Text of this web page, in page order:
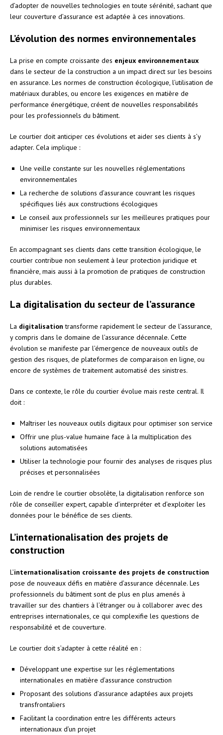
d’adopter de nouvelles technologies en toute sérénité, sachant que
leur couverture d’assurance est adaptée à ces innovations.
L’évolution des normes environnementales
La prise en compte croissante des enjeux environnementaux
dans le secteur de la construction a un impact direct sur les besoins
en assurance. Les normes de construction écologique, l’utilisation de
matériaux durables, ou encore les exigences en matière de
performance énergétique, créent de nouvelles responsabilités
pour les professionnels du bâtiment.
Le courtier doit anticiper ces évolutions et aider ses clients à s’y
adapter. Cela implique :
Une veille constante sur les nouvelles réglementations
environnementales
La recherche de solutions d’assurance couvrant les risques
spécifiques liés aux constructions écologiques
Le conseil aux professionnels sur les meilleures pratiques pour
minimiser les risques environnementaux
En accompagnant ses clients dans cette transition écologique, le
courtier contribue non seulement à leur protection juridique et
financière, mais aussi à la promotion de pratiques de construction
plus durables.
La digitalisation du secteur de l’assurance
La digitalisation transforme rapidement le secteur de l’assurance,
y compris dans le domaine de l’assurance décennale. Cette
évolution se manifeste par l’émergence de nouveaux outils de
gestion des risques, de plateformes de comparaison en ligne, ou
encore de systèmes de traitement automatisé des sinistres.
Dans ce contexte, le rôle du courtier évolue mais reste central. Il
doit :
Maîtriser les nouveaux outils digitaux pour optimiser son service
Offrir une plus-value humaine face à la multiplication des
solutions automatisées
Utiliser la technologie pour fournir des analyses de risques plus
précises et personnalisées
Loin de rendre le courtier obsolète, la digitalisation renforce son
rôle de conseiller expert, capable d’interpréter et d’exploiter les
données pour le bénéfice de ses clients.
L’internationalisation des projets de
construction
L’internationalisation croissante des projets de construction
pose de nouveaux défis en matière d’assurance décennale. Les
professionnels du bâtiment sont de plus en plus amenés à
travailler sur des chantiers à l’étranger ou à collaborer avec des
entreprises internationales, ce qui complexifie les questions de
responsabilité et de couverture.
Le courtier doit s’adapter à cette réalité en :
Développant une expertise sur les réglementations
internationales en matière d’assurance construction
Proposant des solutions d’assurance adaptées aux projets
transfrontaliers
Facilitant la coordination entre les différents acteurs
internationaux d’un projet